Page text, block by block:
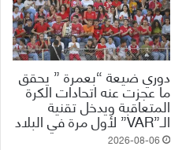
دوري ضيعة “بعمرة ” يحقق
ما عجزت عنه اتحادات الكرة
المتعاقبة ويدخل تقنية
الـ”VAR” لأول مرة في البلاد
2026-08-06